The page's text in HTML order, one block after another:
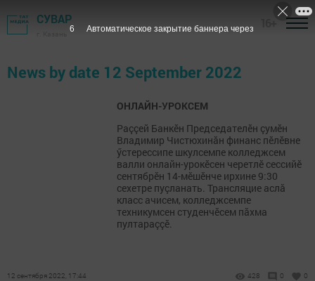
СУВАР
News by date 12 September 2022
ОНЛАЙН-УРОКСЕМ
Раççей Банкӗн Председателӗн çумӗн
Владимир Чистюхинăн финанс пӗлӗвне
ӳстерессипе шкулсемпе колледжсем
валли онлайн-урокӗсен черетлӗ сессийӗ
сентябрӗн 14-мӗшӗнче ирхине 9:30
сехетре пуçланать. Трансляцие аслă
класс ачисем, колледжсемпе
техникумсен студенчӗсем пăхма
пултараççӗ.
12 сентября 2022, 17:44 428 0 0
6 Автоматическое закрытие баннера через